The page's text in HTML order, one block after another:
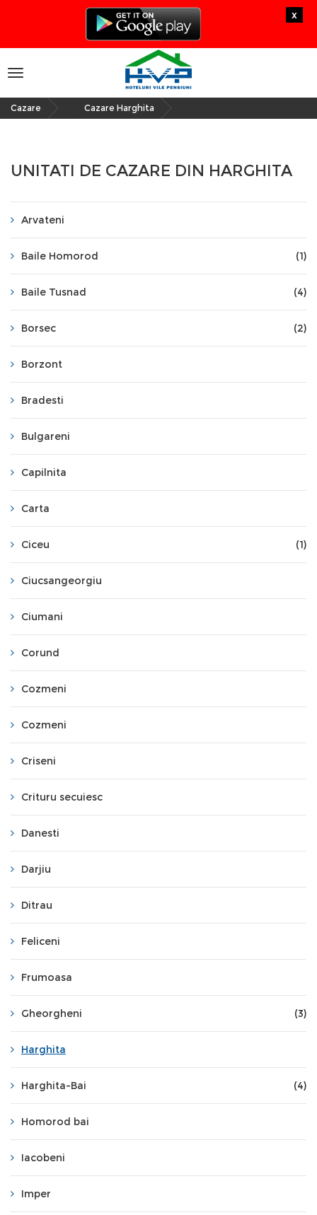
x
Toggle
navigation
Cazare Cazare Harghita
UNITATI DE CAZARE DIN HARGHITA
Arvateni
Baile Homorod (1)
Baile Tusnad (4)
Borsec (2)
Borzont
Bradesti
Bulgareni
Capilnita
Carta
Ciceu (1)
Ciucsangeorgiu
Ciumani
Corund
Cozmeni
Cozmeni
Criseni
Crituru secuiesc
Danesti
Darjiu
Ditrau
Feliceni
Frumoasa
Gheorgheni (3)
Harghita
Harghita-Bai (4)
Homorod bai
Iacobeni
Imper